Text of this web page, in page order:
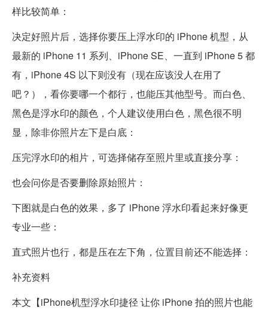
样比较简单：
决定好照片后，选择你要压上浮水印的 iPhone 机型，从
最新的 iPhone 11 系列、iPhone SE、一直到 iPhone 5 都
有，iPhone 4S 以下则没有（现在应该没人在用了
吧？），看你要哪一个都行，也能压其他型号。而白色、
黑色是浮水印的颜色，个人建议使用白色，黑色很不明
显，除非你照片左下是白底：
压完浮水印的相片，可选择储存至照片里或直接分享：
也会问你是否要删除原始照片：
下图就是白色的效果，多了 iPhone 浮水印看起来好像更
专业一些：
直式照片也行，都是压在左下角，位置目前还不能选择：
补充资料
本文【iPhone机型浮水印捷径 让你 iPhone 拍的照片也能